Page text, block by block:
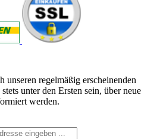
unseren regelmäßig erscheinenden
unter den Ersten sein, über neue
werden.